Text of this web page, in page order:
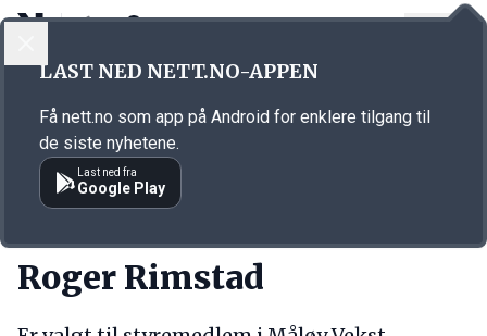
Annonsørinnhold
Roger Rimstad
LAST NED NETT.NO-APPEN
Få nett.no som app på Android for enklere tilgang til
de siste nyhetene.
Last ned fra
Google Play